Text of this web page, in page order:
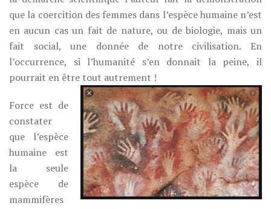
que la coercition des femmes dans l’espèce humaine n’est
en aucun cas un fait de nature, ou de biologie, mais un
fait social, une donnée de notre civilisation. En
l’occurrence, si l’humanité s’en donnait la peine, il
pourrait en être tout autrement !
Force est de
constater
que l’espèce
humaine est
la seule
espèce de
mammifères